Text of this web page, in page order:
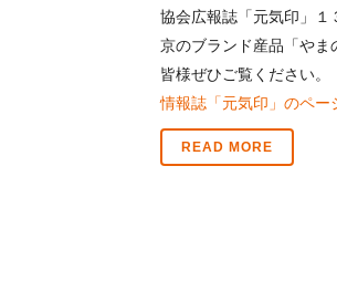
協会広報誌「元気印」１
京のブランド産品「やま
皆様ぜひご覧ください。
情報誌「元気印」のペ
READ MORE